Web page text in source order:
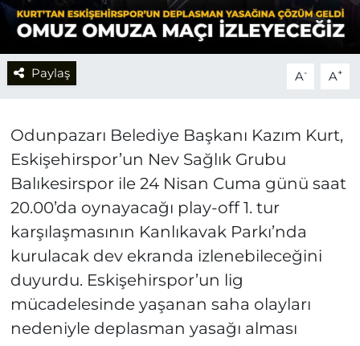
Paylaş A- A+
Odunpazarı Belediye Başkanı Kazım Kurt,
Eskişehirspor’un Nev Sağlık Grubu
Balıkesirspor ile 24 Nisan Cuma günü saat
20.00’da oynayacağı play-off 1. tur
karşılaşmasının Kanlıkavak Parkı’nda
kurulacak dev ekranda izlenebileceğini
duyurdu. Eskişehirspor’un lig
mücadelesinde yaşanan saha olayları
nedeniyle deplasman yasağı alması